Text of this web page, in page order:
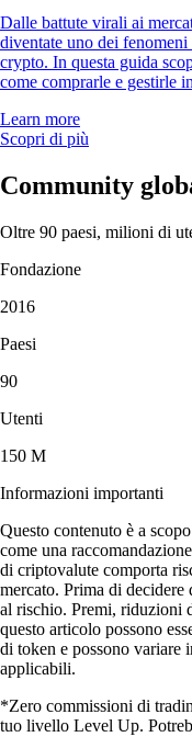
Dalle battute virali ai
diventate uno dei
crypto. In questa guida
come comprarle e gestirle
Learn more
Scopri di più
Community
Oltre 90 paesi, milioni di
Fondazione
2016
Paesi
90
Utenti
150 M
Informazioni importanti
Questo contenuto è a
come una
di criptovalute comporta
mercato. Prima di decidere
al rischio. Premi, riduzioni
questo articolo possono
di token e possono variare
applicabili.
*Zero commissioni di
tuo livello Level Up.